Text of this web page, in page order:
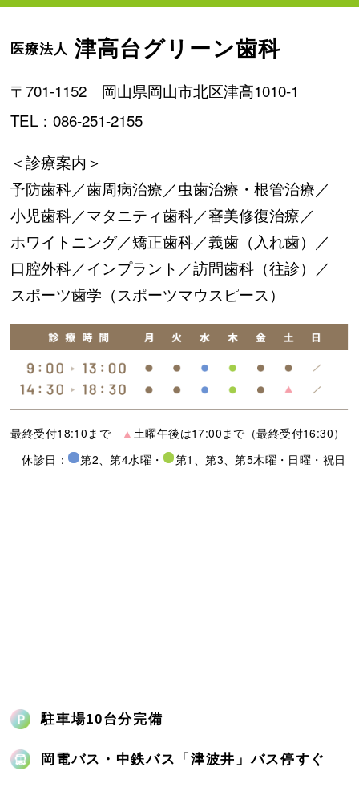
医療法人 津高台グリーン歯科
〒701-1152 岡山県岡山市北区津高1010-1
TEL：086-251-2155
＜診療案内＞
予防歯科／歯周病治療／虫歯治療・根管治療／
小児歯科／マタニティ歯科／審美修復治療／
ホワイトニング／矯正歯科／義歯（入れ歯）／
口腔外科／インプラント／訪問歯科（往診）／
スポーツ歯学（スポーツマウスピース）
最終受付18:10まで ▲ 土曜午後は17:00まで（最終受付16:30）
休診日：
第2、第4水曜 ・ 第1、第3、第5木曜 ・ 日曜・祝日
駐車場10台分完備
岡電バス・中鉄バス「津波井」バス停すぐ